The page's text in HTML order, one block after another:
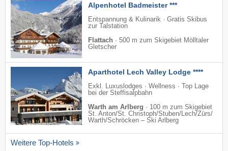
Alpenhotel Badmeister ***
Entspannung & Kulinarik · Gratis Skibus
zur Talstation
Flattach · 500 m zum Skigebiet Mölltaler
Gletscher
Aparthotel Lech Valley Lodge ****
Exkl. Luxuslodges · Wellness · Top Lage
bei der Steffisalpbahn
Warth am Arlberg · 100 m zum Skigebiet
St. Anton/​St. Christoph/​Stuben/​Lech/​Zürs/​
Warth/​Schröcken – Ski Arlberg
Weitere Top-Hotels